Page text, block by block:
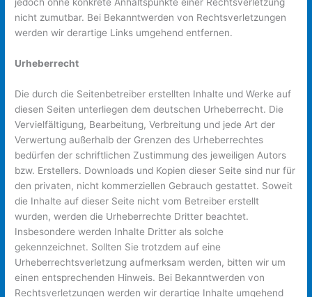
nicht zumutbar. Bei Bekanntwerden von Rechtsverletzungen
werden wir derartige Links umgehend entfernen.
Urheberrecht
Die durch die Seitenbetreiber erstellten Inhalte und Werke auf
diesen Seiten unterliegen dem deutschen Urheberrecht. Die
Vervielfältigung, Bearbeitung, Verbreitung und jede Art der
Verwertung außerhalb der Grenzen des Urheberrechtes
bedürfen der schriftlichen Zustimmung des jeweiligen Autors
bzw. Erstellers. Downloads und Kopien dieser Seite sind nur für
den privaten, nicht kommerziellen Gebrauch gestattet. Soweit
die Inhalte auf dieser Seite nicht vom Betreiber erstellt
wurden, werden die Urheberrechte Dritter beachtet.
Insbesondere werden Inhalte Dritter als solche
gekennzeichnet. Sollten Sie trotzdem auf eine
Urheberrechtsverletzung aufmerksam werden, bitten wir um
einen entsprechenden Hinweis. Bei Bekanntwerden von
Rechtsverletzungen werden wir derartige Inhalte umgehend